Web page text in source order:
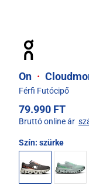
On ·
Férfi Futócipő
79.990 FT
Bruttó online ár
Szín: szürke